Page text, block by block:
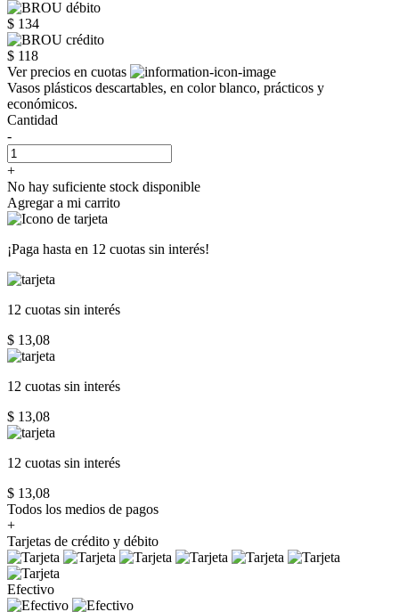
$ 134
$ 118
Ver precios en cuotas
Vasos plásticos descartables, en color blanco, prácticos y
económicos.
Cantidad
-
+
No hay suficiente stock disponible
Agregar a mi carrito
¡Paga hasta en 12 cuotas sin interés!
12 cuotas sin interés
$ 13,08
12 cuotas sin interés
$ 13,08
12 cuotas sin interés
$ 13,08
Todos los medios de pagos
+
Tarjetas de crédito y débito
Efectivo